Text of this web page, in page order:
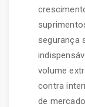
segurança
volume
contra
de